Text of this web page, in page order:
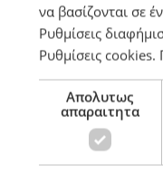
να βασίζονται σε
Ρυθμίσεις
Ρυθμίσεις cookies.
Απολυτως
απαραιτητα